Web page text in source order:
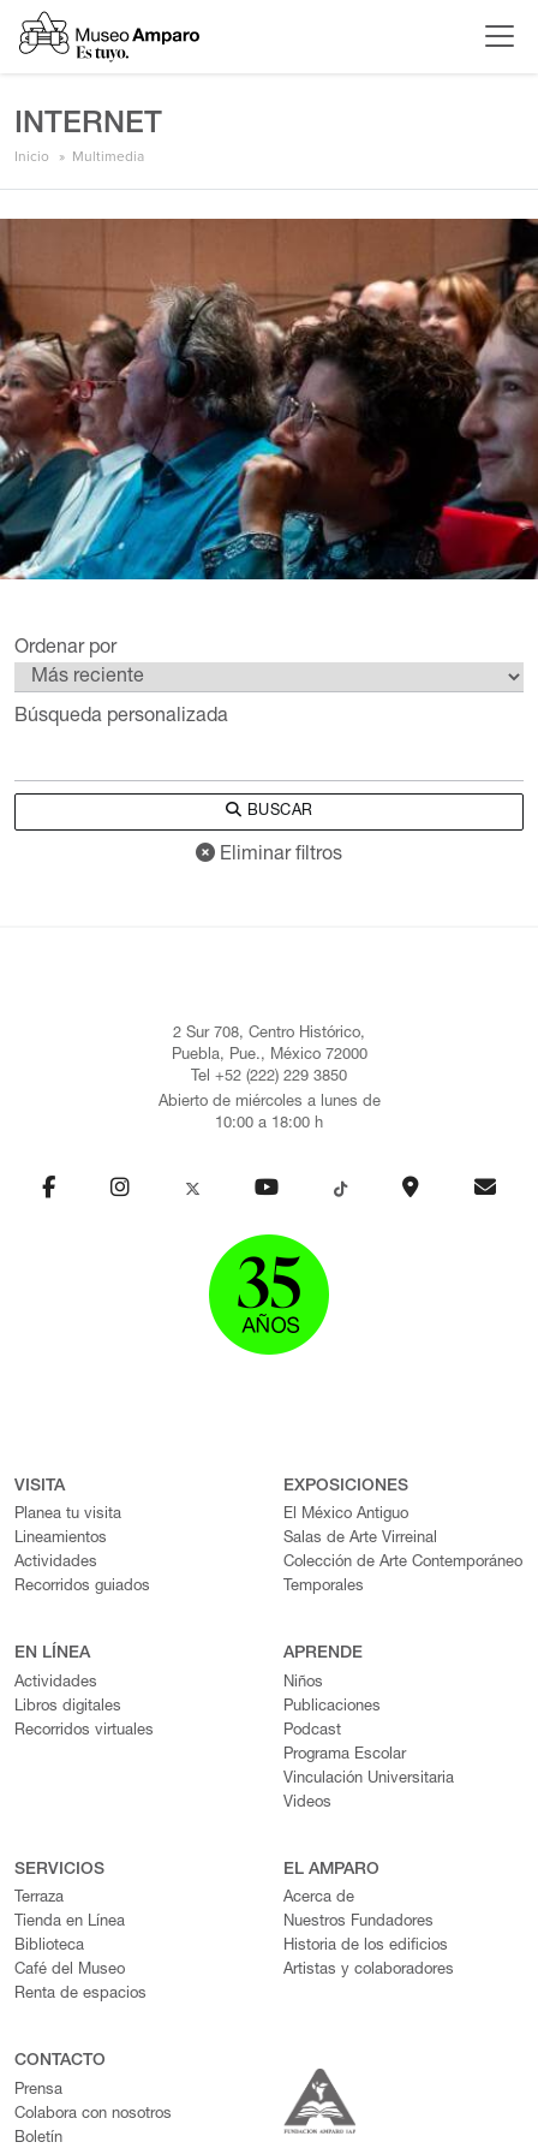
INTERNET
Inicio Multimedia
Ordenar por
Búsqueda personalizada
BUSCAR
Eliminar filtros
2 Sur 708, Centro Histórico,
Puebla, Pue., México 72000
Tel +52 (222) 229 3850
Abierto de miércoles a lunes de
10:00 a 18:00 h
VISITA
Planea tu visita
Lineamientos
Actividades
Recorridos guiados
EXPOSICIONES
El México Antiguo
Salas de Arte Virreinal
Colección de Arte Contemporáneo
Temporales
EN LÍNEA
Actividades
Libros digitales
Recorridos virtuales
APRENDE
Niños
Publicaciones
Podcast
Programa Escolar
Vinculación Universitaria
Videos
SERVICIOS
Terraza
Tienda en Línea
Biblioteca
Café del Museo
Renta de espacios
EL AMPARO
Acerca de
Nuestros Fundadores
Historia de los edificios
Artistas y colaboradores
CONTACTO
Prensa
Colabora con nosotros
Boletín